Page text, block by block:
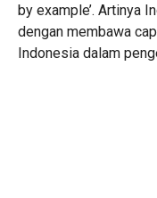
by example’. Artinya
dengan membawa
Indonesia dalam